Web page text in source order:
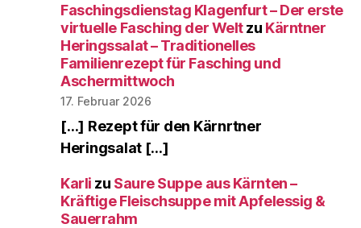
Faschingsdienstag Klagenfurt – Der erste
virtuelle Fasching der Weltzu Kärntner
Heringssalat – Traditionelles
Familienrezept für Fasching und
Aschermittwoch
17. Februar 2026
[…] Rezept für den Kärnrtner
Heringsalat […]
Karli zu Saure Suppe aus Kärnten –
Kräftige Fleischsuppe mit Apfelessig &
Sauerrahm